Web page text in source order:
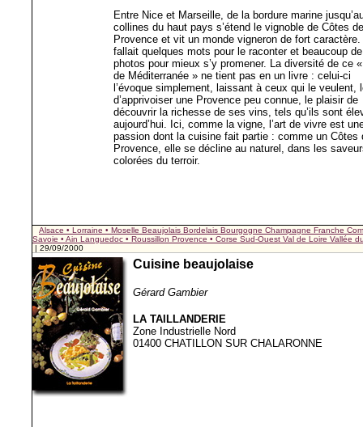
Entre Nice et Marseille, de la bordure marine
collines du haut pays s’étend le vignoble de Côtes de
Provence et vit un monde vigneron de fort
fallait quelques mots pour le raconter et beaucoup de
photos pour mieux s’y promener. La diversité de ce
de Méditerranée » ne tient pas en un livre : celui-ci
l’évoque simplement, laissant à ceux qui le veulent,
d’apprivoiser une Provence peu connue, le plaisir de
découvrir la richesse de ses vins, tels qu’ils sont
aujourd’hui. Ici, comme la vigne, l’art de vivre est
passion dont la cuisine fait partie : comme un Côtes
Provence, elle se décline au naturel, dans les
colorées du terroir.
Alsace • Lorraine • Moselle Beaujolais Bordelais Bourgogne Champagne Franche
Savoie • Ain Languedoc • Roussillon Provence • Corse Sud-Ouest Val de Loire Vallée
| 29/09/2000
Cuisine beaujolaise
Gérard Gambier
LA TAILLANDERIE
Zone Industrielle Nord
01400 CHATILLON SUR CHALARONNE